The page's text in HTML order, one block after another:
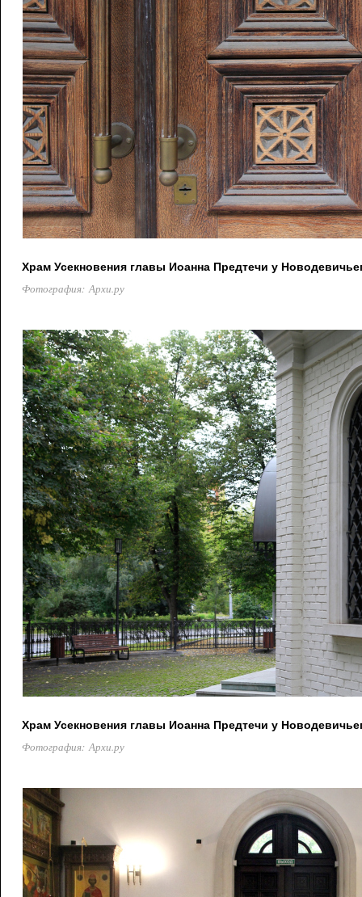
Храм Усекновения главы Иоанна Предтечи у
Фотография: Архи.ру
Храм Усекновения главы Иоанна Предтечи у
Фотография: Архи.ру